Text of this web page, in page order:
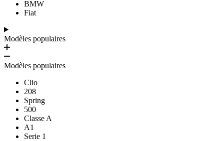
BMW
Fiat
Modèles populaires
Modèles populaires
Clio
208
Spring
500
Classe A
A1
Serie 1